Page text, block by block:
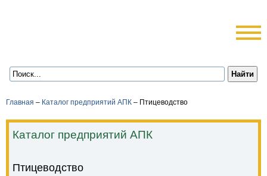
Главная – Каталог предприятий АПК – Птицеводство
Каталог предприятий АПК
Птицеводство